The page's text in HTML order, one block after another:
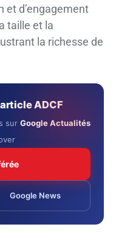
et d’engagement
taille et la
la richesse de
ADCF
sur Google Actualités
Google News